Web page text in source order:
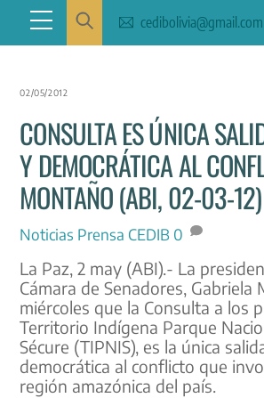
content
Menu cedibolivia@gmail.com
02/05/2012
CONSULTA ES ÚNICA
Y DEMOCRÁTICA AL
MONTAÑO (ABI, 02-03-12)
Noticias Prensa CEDIB 0
La Paz, 2 may (ABI).- La
Cámara de Senadores, Gabriela
miércoles que la Consulta a los
Territorio Indígena Parque
Sécure (TIPNIS), es la única
democrática al conflicto que
región amazónica del país.